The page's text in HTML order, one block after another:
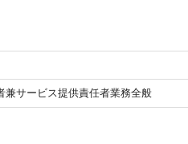
兼サービス提供責任者業務全般